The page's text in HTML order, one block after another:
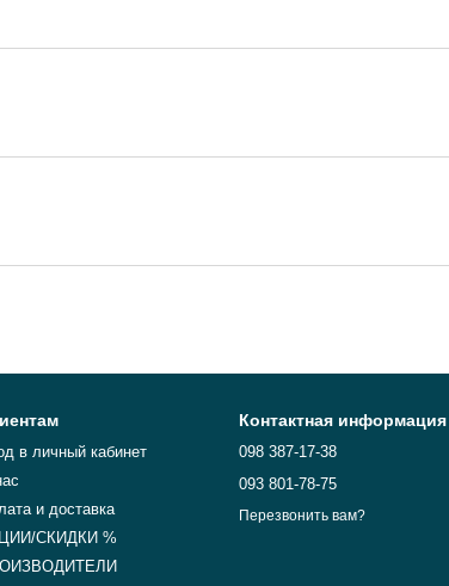
в личный кабинет
и доставка
СКИДКИ %
Контактная информация
098 387-17-38
093 801-78-75
Перезвонить вам?